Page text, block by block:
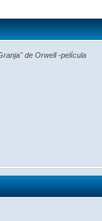
de Orwell -película